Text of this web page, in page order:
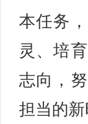
本任务
灵、培
志向，
担当的